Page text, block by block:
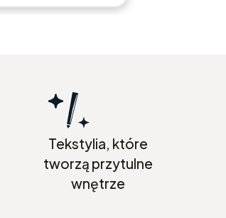
Tekstylia, które
tworzą przytulne
wnętrze